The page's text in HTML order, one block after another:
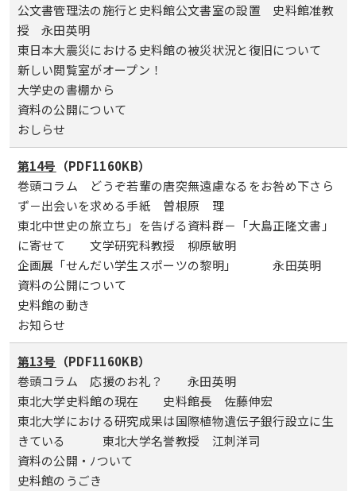
公文書管理法の施行と史料館公文書室の設置 史料館准教
授 永田英明
東日本大震災における史料館の被災状況と復旧について
新しい閲覧室がオープン！
大学史の書棚から
資料の公開について
おしらせ
第14号 （PDF1160KB）
巻頭コラム どうぞ若輩の唐突無遠慮なるをお咎め下さら
ず－出会いを求める手紙 曽根原 理
東北中世史の旅立ち」を告げる資料群－「大島正隆文書」
に寄せて 文学研究科教授 柳原敏明
企画展「せんだい学生スポーツの黎明」 永田英明
資料の公開について
史料館の動き
お知らせ
第13号 （PDF1160KB）
巻頭コラム 応援のお礼？ 永田英明
東北大学史料館の現在 史料館長 佐藤伸宏
東北大学における研究成果は国際植物遺伝子銀行設立に生
きている 東北大学名誉教授 江刺洋司
資料の公開・ﾉついて
史料館のうごき